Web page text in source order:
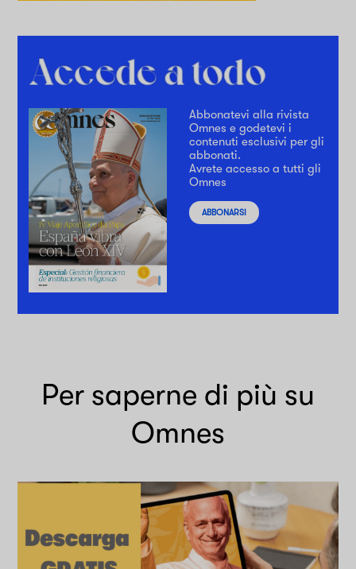
Abbonatevi alla rivista
Omnes e godetevi i
contenuti esclusivi per gli
abbonati.
Avrete accesso a tutti gli
Omnes
ABBONARSI
Per saperne di più su
Omnes